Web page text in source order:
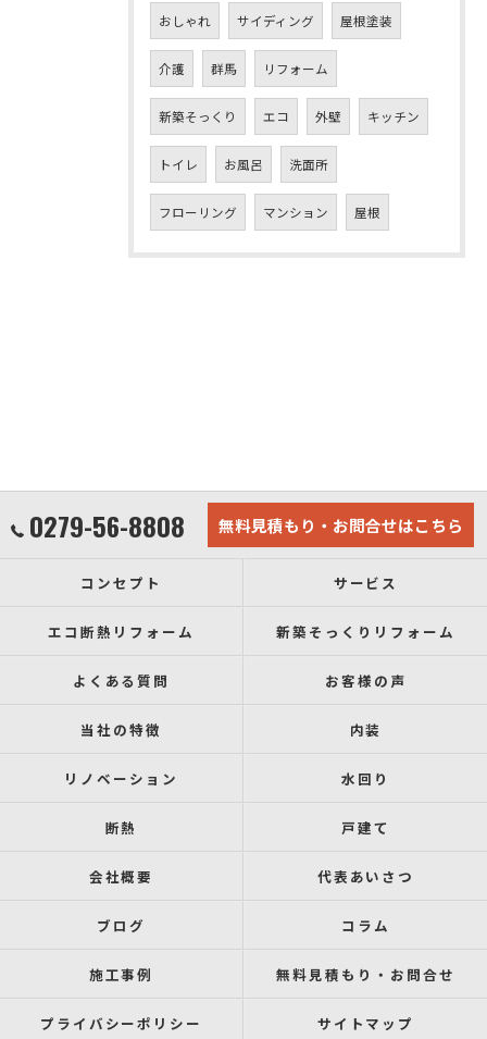
おしゃれ サイディング 屋根塗装
介護 群馬 リフォーム
新築そっくり エコ 外壁 キッチン
トイレ お風呂 洗面所
フローリング マンション 屋根
0279-56-8808 無料見積もり・お問合せはこちら
コンセプト サービス
エコ断熱リフォーム 新築そっくりリフォーム
よくある質問 お客様の声
当社の特徴 内装
リノベーション 水回り
断熱 戸建て
会社概要 代表あいさつ
ブログ コラム
施工事例 無料見積もり・お問合せ
プライバシーポリシー サイトマップ